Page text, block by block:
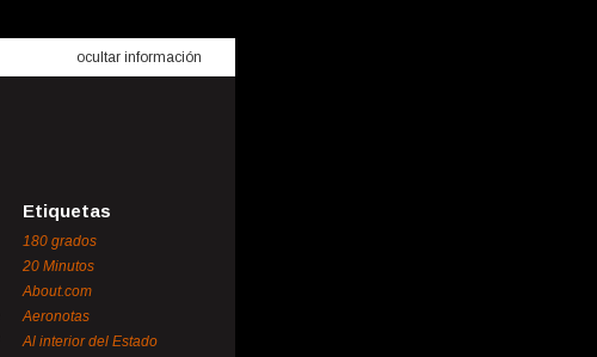
ocultar información
Etiquetas
180 grados
20 Minutos
About.com
Aeronotas
Al interior del Estado